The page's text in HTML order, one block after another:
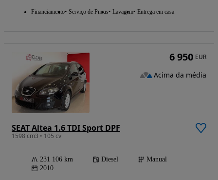
Financiamento Serviço de Pneus Lavagem Entrega em casa
SEAT Altea 1.6 TDI Sport DPF
1598 cm3 • 105 cv
231 106 km Diesel
Manual
2010
6 950 EUR
Acima da média